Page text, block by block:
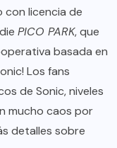
con licencia de
PICO PARK, que
basada en
Los fans
de Sonic, niveles
mucho caos por
detalles sobre